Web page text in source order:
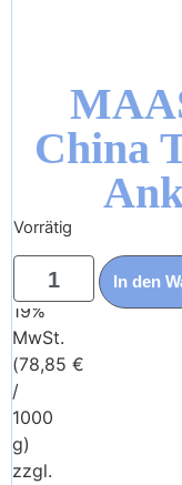
China
19,95
Enthält
19%
MwSt.
(78,85 €
/
1000
g)
zzgl.
Vorrätig
In den